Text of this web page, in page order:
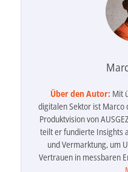
Über den Autor: Mit
digitalen Sektor ist
Produktvision von
teilt er fundierte Insights
und Vermarktung, um
Vertrauen in messbaren